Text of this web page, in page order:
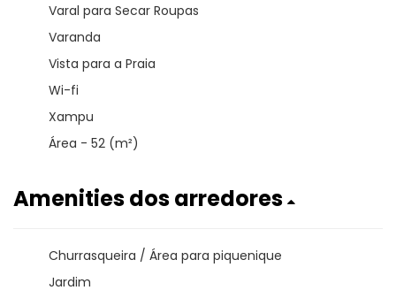
Varal para Secar Roupas
Varanda
Vista para a Praia
Wi-fi
Xampu
Área - 52 (m²)
Amenities dos arredores
Churrasqueira / Área para piquenique
Jardim